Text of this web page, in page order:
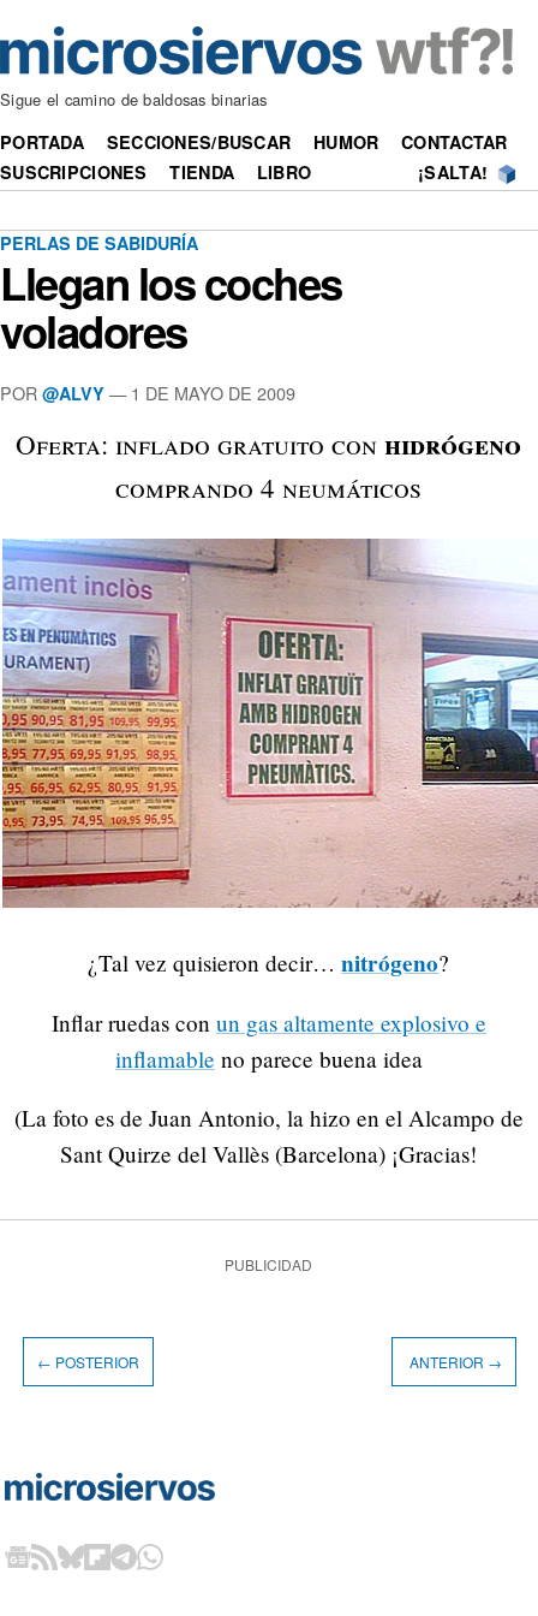
Sigue el camino de baldosas binarias
PORTADA SECCIONES/BUSCAR HUMOR
CONTACTAR
SUSCRIPCIONES
TIENDA LIBRO ¡SALTA!
PERLAS DE SABIDURÍA
Llegan los coches
voladores
POR @ALVY —1 DE MAYO DE 2009
Oferta: inflado gratuito conhidrógeno
comprando 4 neumáticos
¿Tal vez quisieron decir…nitrógeno?
Inflar ruedas con un gas altamente explosivo e
inflamable no parece buena idea
(La foto es de Juan Antonio, la hizo en el Alcampo de
Sant Quirze del Vallès (Barcelona) ¡Gracias!
PUBLICIDAD
← POSTERIOR ANTERIOR →